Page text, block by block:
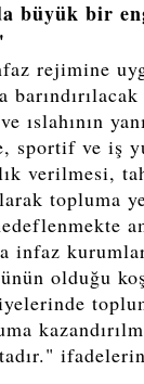
büyük bir
rejimine
ıslahının
sportif ve iş
verilmesi,
topluma
infaz
olduğu